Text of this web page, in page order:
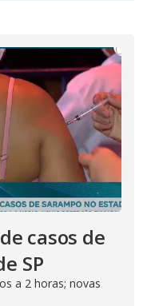
casos de
SP
a 2 horas; novas